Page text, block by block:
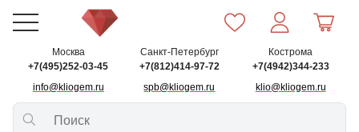
Москва
+7(495)252-03-45
info@kliogem.ru
Санкт-Петербург
+7(812)414-97-72
spb@kliogem.ru
Кострома
+7(4942)344-233
klio@kliogem.ru